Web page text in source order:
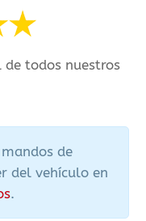
todos nuestros
de
del vehículo en
.